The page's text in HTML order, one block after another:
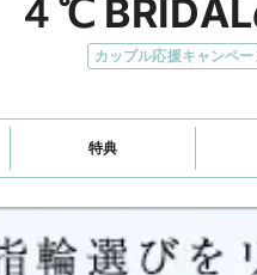
４℃
カップル応援キャンペ
特典